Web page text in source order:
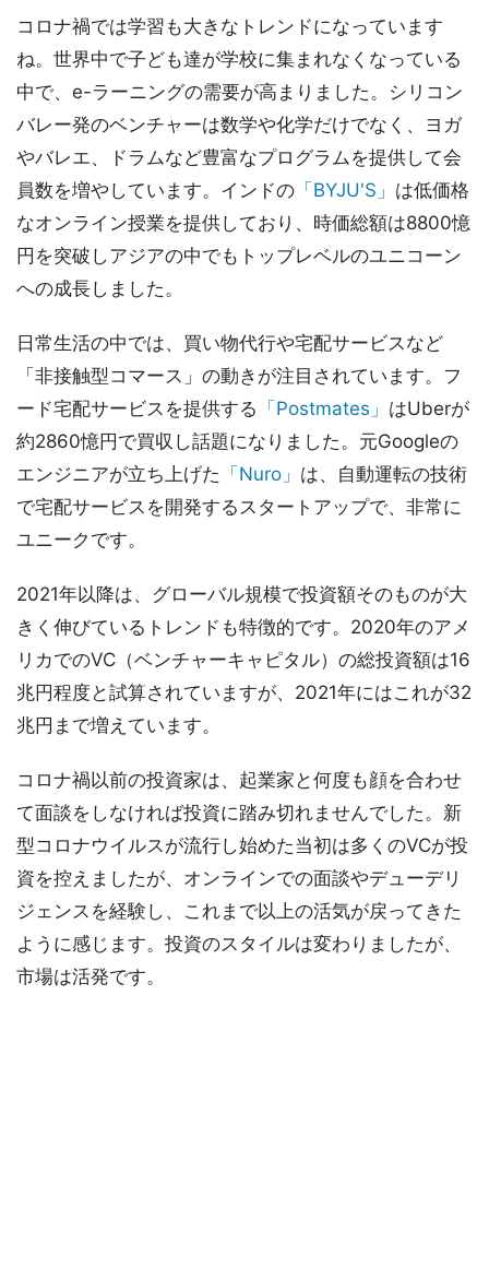
コロナ禍では学習も大きなトレンドになっています
ね。世界中で子ども達が学校に集まれなくなっている
中で、e-ラーニングの需要が高まりました。シリコン
バレー発のベンチャーは数学や化学だけでなく、ヨガ
やバレエ、ドラムなど豊富なプログラムを提供して会
員数を増やしています。インドの 「BYJU'S」 は低価格
なオンライン授業を提供しており、時価総額は8800憶
円を突破しアジアの中でもトップレベルのユニコーン
への成長しました。
日常生活の中では、買い物代行や宅配サービスなど
「非接触型コマース」の動きが注目されています。フ
ード宅配サービスを提供する 「Postmates」 はUberが
約2860憶円で買収し話題になりました。元Googleの
エンジニアが立ち上げた 「Nuro」 は、自動運転の技術
で宅配サービスを開発するスタートアップで、非常に
ユニークです。
2021年以降は、グローバル規模で投資額そのものが大
きく伸びているトレンドも特徴的です。2020年のアメ
リカでのVC（ベンチャーキャピタル）の総投資額は16
兆円程度と試算されていますが、2021年にはこれが32
兆円まで増えています。
コロナ禍以前の投資家は、起業家と何度も顔を合わせ
て面談をしなければ投資に踏み切れませんでした。新
型コロナウイルスが流行し始めた当初は多くのVCが投
資を控えましたが、オンラインでの面談やデューデリ
ジェンスを経験し、これまで以上の活気が戻ってきた
ように感じます。投資のスタイルは変わりましたが、
市場は活発です。